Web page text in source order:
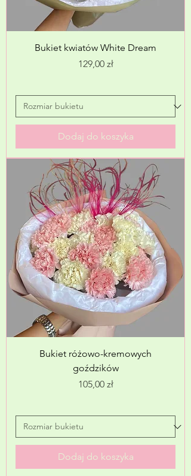
Bukiet kwiatów White Dream
Cena
129,00 zł
Dodaj do koszyka
Bukiet różowo-kremowych
goździków
Cena
105,00 zł
Dodaj do koszyka